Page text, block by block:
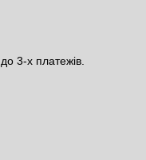
3-х платежів.